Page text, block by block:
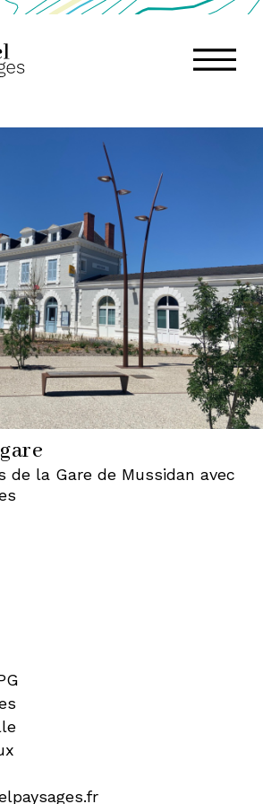
GASTEL
PAYSAGES,
ATELIER
DE
PAYSAGE
À
de la Gare de Mussidan avec